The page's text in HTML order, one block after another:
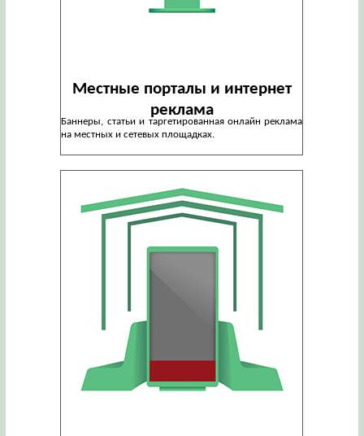
Местные порталы и интернет
реклама
Баннеры, статьи и таргетированная онлайн реклама
на местных и сетевых площадках.